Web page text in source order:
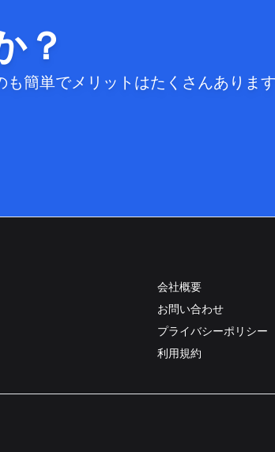
？
簡単でメリットはたくさんあります
会社概要
お問い合わせ
プライバシーポリシー
利用規約